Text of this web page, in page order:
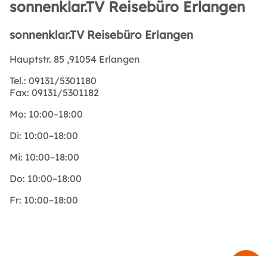
sonnenklar.TV Reisebüro Erlangen
sonnenklar.TV Reisebüro Erlangen
Hauptstr. 85 ,91054 Erlangen
Tel.: 09131/5301180
Fax: 09131/5301182
Mo: 10:00–18:00
Di: 10:00–18:00
Mi: 10:00–18:00
Do: 10:00–18:00
Fr: 10:00–18:00